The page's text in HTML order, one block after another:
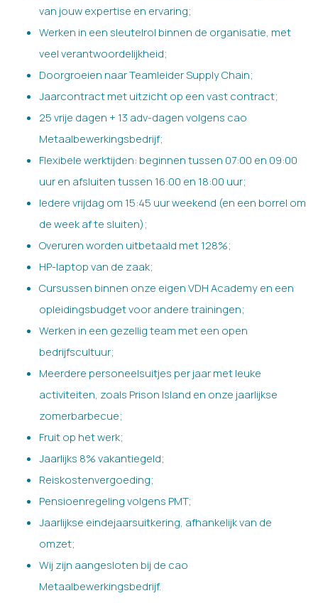
van jouw expertise en ervaring;
Werken in een sleutelrol binnen de organisatie, met
veel verantwoordelijkheid;
Doorgroeien naar Teamleider Supply Chain;
Jaarcontract met uitzicht op een vast contract;
25 vrije dagen + 13 adv-dagen volgens cao
Metaalbewerkingsbedrijf;
Flexibele werktijden: beginnen tussen 07:00 en 09:00
uur en afsluiten tussen 16:00 en 18:00 uur;
Iedere vrijdag om 15:45 uur weekend (en een borrel om
de week af te sluiten);
Overuren worden uitbetaald met 128%;
HP-laptop van de zaak;
Cursussen binnen onze eigen VDH Academy en een
opleidingsbudget voor andere trainingen;
Werken in een gezellig team met een open
bedrijfscultuur;
Meerdere personeelsuitjes per jaar met leuke
activiteiten, zoals Prison Island en onze jaarlijkse
zomerbarbecue;
Fruit op het werk;
Jaarlijks 8% vakantiegeld;
Reiskostenvergoeding;
Pensioenregeling volgens PMT;
Jaarlijkse eindejaarsuitkering, afhankelijk van de
omzet;
Wij zijn aangesloten bij de cao
Metaalbewerkingsbedrijf.